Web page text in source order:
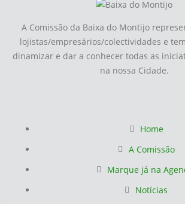
A Comissão da Baixa do Montijo
lojistas/empresários/colectividades e
dinamizar e dar a conhecer todas as
na nossa Cidade.
Home
A Comissão
Marque já na
Notícias